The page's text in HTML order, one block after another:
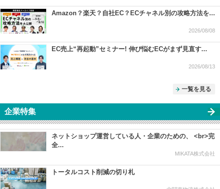
Amazon？楽天？自社EC？ECチャネル別の攻略方法を...
2026/08/08
EC売上“再起動”セミナー! 伸び悩むECがまず見直す...
2026/08/13
一覧を見る
企業特集
ネットショップ運営している人・企業のための、 <br>完
全...
MIKATA株式会社
トータルコスト削減の切り札